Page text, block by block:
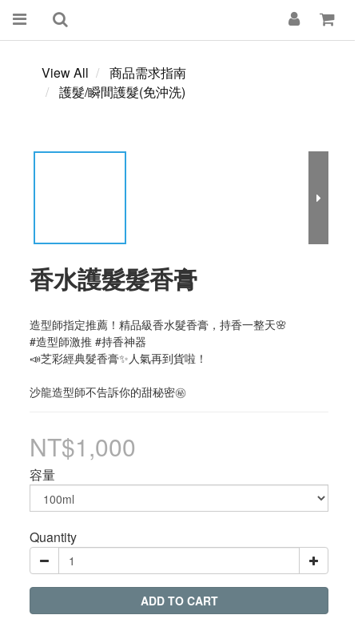
View All
商品需求指南
護髮/瞬間護髮(免沖洗)
香水護髮髮香膏
造型師指定推薦！精品級香水髮香膏，持香一整天🌸
#造型師激推 #持香神器
📣芝彩經典髮香膏✨人氣再到貨啦！
沙龍造型師不告訴你的甜秘密㊙️
NT$1,000
容量
Quantity
ADD TO CART